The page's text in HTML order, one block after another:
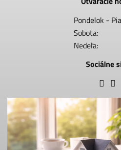
Pondelok -
Sobota:
Nedeľa:
Sociálne